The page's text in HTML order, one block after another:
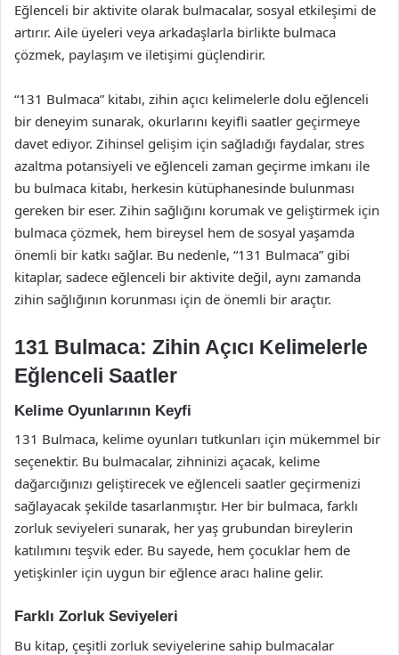
Eğlenceli bir aktivite olarak bulmacalar, sosyal etkileşimi de
artırır. Aile üyeleri veya arkadaşlarla birlikte bulmaca
çözmek, paylaşım ve iletişimi güçlendirir.
“131 Bulmaca” kitabı, zihin açıcı kelimelerle dolu eğlenceli
bir deneyim sunarak, okurlarını keyifli saatler geçirmeye
davet ediyor. Zihinsel gelişim için sağladığı faydalar, stres
azaltma potansiyeli ve eğlenceli zaman geçirme imkanı ile
bu bulmaca kitabı, herkesin kütüphanesinde bulunması
gereken bir eser. Zihin sağlığını korumak ve geliştirmek için
bulmaca çözmek, hem bireysel hem de sosyal yaşamda
önemli bir katkı sağlar. Bu nedenle, “131 Bulmaca” gibi
kitaplar, sadece eğlenceli bir aktivite değil, aynı zamanda
zihin sağlığının korunması için de önemli bir araçtır.
131 Bulmaca: Zihin Açıcı Kelimelerle
Eğlenceli Saatler
Kelime Oyunlarının Keyfi
131 Bulmaca, kelime oyunları tutkunları için mükemmel bir
seçenektir. Bu bulmacalar, zihninizi açacak, kelime
dağarcığınızı geliştirecek ve eğlenceli saatler geçirmenizi
sağlayacak şekilde tasarlanmıştır. Her bir bulmaca, farklı
zorluk seviyeleri sunarak, her yaş grubundan bireylerin
katılımını teşvik eder. Bu sayede, hem çocuklar hem de
yetişkinler için uygun bir eğlence aracı haline gelir.
Farklı Zorluk Seviyeleri
Bu kitap, çeşitli zorluk seviyelerine sahip bulmacalar